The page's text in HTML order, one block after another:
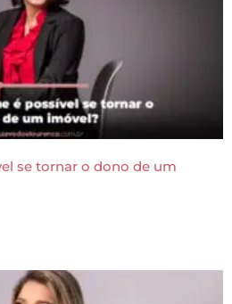
se tornar o dono de um